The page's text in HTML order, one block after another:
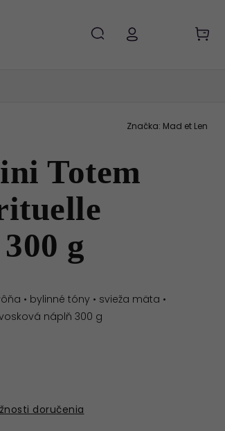
Totem
g
• bylinné tóny • svieža mäta •
náplň 300 g
Značka: Mad et Len
doručenia